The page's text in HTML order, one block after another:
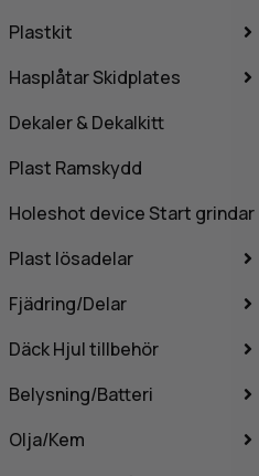
Plastkit
Hasplåtar Skidplates
Dekaler & Dekalkitt
Plast Ramskydd
Holeshot device Start grindar
Plast lösadelar
Fjädring/Delar
Däck Hjul tillbehör
Belysning/Batteri
Olja/Kem